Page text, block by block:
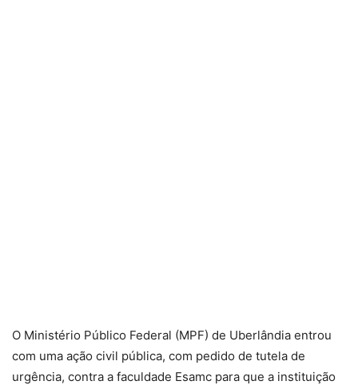
O Ministério Público Federal (MPF) de Uberlândia entrou
com uma ação civil pública, com pedido de tutela de
urgência, contra a faculdade Esamc para que a instituição